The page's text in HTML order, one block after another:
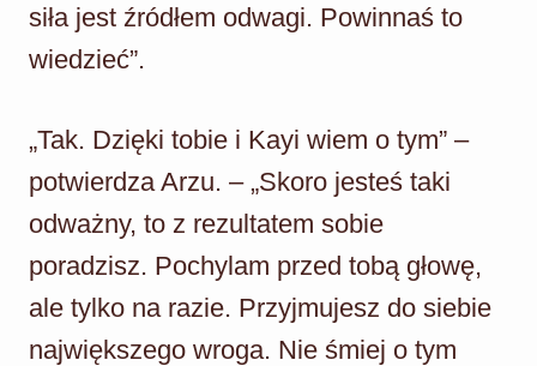
siła jest źródłem odwagi. Powinnaś to
wiedzieć”.
„Tak. Dzięki tobie i Kayi wiem o tym” –
potwierdza Arzu. – „Skoro jesteś taki
odważny, to z rezultatem sobie
poradzisz. Pochylam przed tobą głowę,
ale tylko na razie. Przyjmujesz do siebie
największego wroga. Nie śmiej o tym